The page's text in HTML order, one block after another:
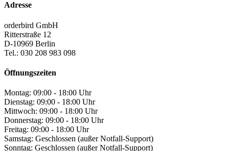
Adresse
orderbird GmbH
Ritterstraße 12
D-10969 Berlin
Tel.: 030 208 983 098
Öffnungszeiten
Montag: 09:00 - 18:00 Uhr
Dienstag: 09:00 - 18:00 Uhr
Mittwoch: 09:00 - 18:00 Uhr
Donnerstag: 09:00 - 18:00 Uhr
Freitag: 09:00 - 18:00 Uhr
Samstag: Geschlossen (außer Notfall-Support)
Sonntag: Geschlossen (außer Notfall-Support)